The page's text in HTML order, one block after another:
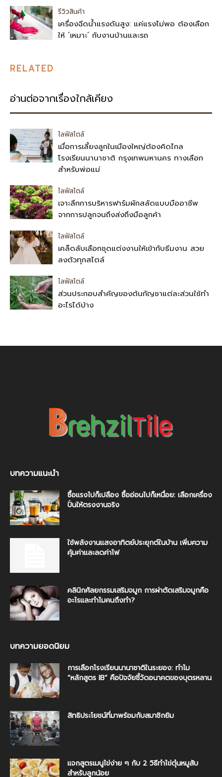
รีวิวสินค้า
เครื่องฉีดน้ำแรงดันสูง: แค่แรงไม่พอ ต้องเลือก
ให้ ‘เหมาะ’ กับงานบ้านและรถ
RELATED
อ่านต่อจากเรื่องใกล้เคียง
ไลฟ์สไตล์
เมื่อการเลี้ยงลูกในเมืองใหญ่ต้องคิดไกล
โรงเรียนนานาชาติ กรุงเทพมหานคร ทางเลือก
สำหรับพ่อแม่
ไลฟ์สไตล์
เจาะลึกการบริหารฟาร์มผักสลัดแบบมืออาชีพ
จากการปลูกจนถึงส่งถึงมือลูกค้า
ไลฟ์สไตล์
เคล็ดลับเลือกชุดแต่งงานให้เข้ากับธีมงาน สวย
ลงตัวทุกสไตล์
ไลฟ์สไตล์
ส่วนประกอบสำคัญของต้นกัญชาแต่ละส่วนใช้ทำ
อะไรได้บ้าง
บทความแนะนำ
ซื้อแรงไปก็เปลือง ซื้ออ่อนไปก็เหนื่อย: เลือกเครื่อง
ปั่นให้ตรงงานจริง
ใช้พลังงานแสงอาทิตย์ประยุกต์ในบ้าน เพิ่มความ
คุ้มค่าและลดค่าไฟ
คลินิกศัลยกรรมเสริมจมูก การผ่าตัดเสริมจมูกคือ
อะไรและทำไมคนถึงทำ?
บทความยอดนิยม
การเลือกโรงเรียนนานาชาติในระยอง: ทำไม
“หลักสูตร IB” คือปัจจัยชี้วัดอนาคตของบุตรหลาน
สิทธิประโยชน์ที่มาพร้อมกับสมาชิกยิม
แจกสูตรเมนูไข่ง่าย ๆ กับ 2 วิธีทำไข่ตุ๋นหมูสับ
สำหรับลูกน้อย